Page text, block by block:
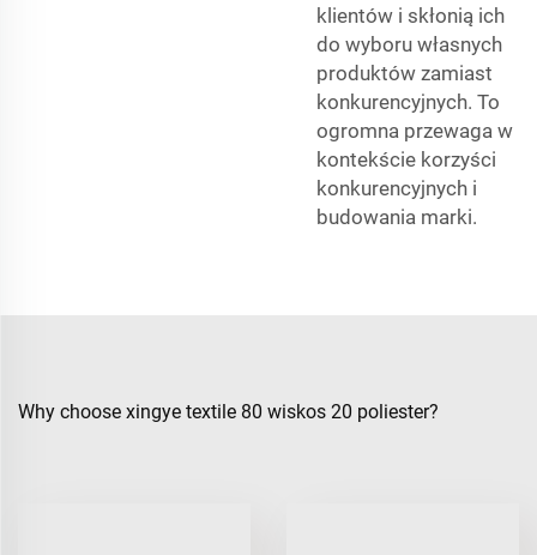
klientów i skłonią ich
do wyboru własnych
produktów zamiast
konkurencyjnych. To
ogromna przewaga w
kontekście korzyści
konkurencyjnych i
budowania marki.
Why choose xingye textile 80 wiskos 20 poliester?